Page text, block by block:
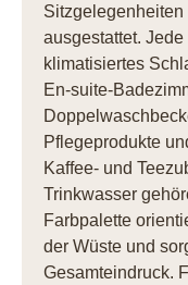
Sitzgelegenheiten
ausgestattet.
klimatisiertes
En-suite-
Pflegeprodukte
Kaffee- und
Trinkwasser
Farbpalette
der Wüste und
Gesamteindruck.